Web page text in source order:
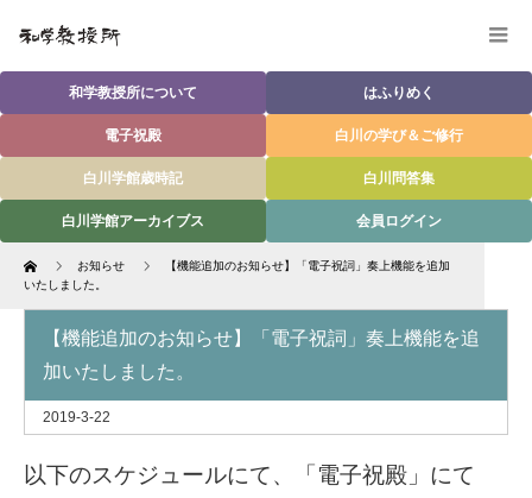
和学教授所について はふりめく
電子祝殿 白川の学び＆ご修行
白川学館歳時記 白川問答集
白川学館アーカイブス 会員ログイン
Home お知らせ
【機能追加のお知らせ】「電子祝詞」奏上機能を追加
いたしました。
【機能追加のお知らせ】「電子祝詞」奏上機能を追
加いたしました。
2019-3-22
以下のスケジュールにて、「電子祝殿」にて